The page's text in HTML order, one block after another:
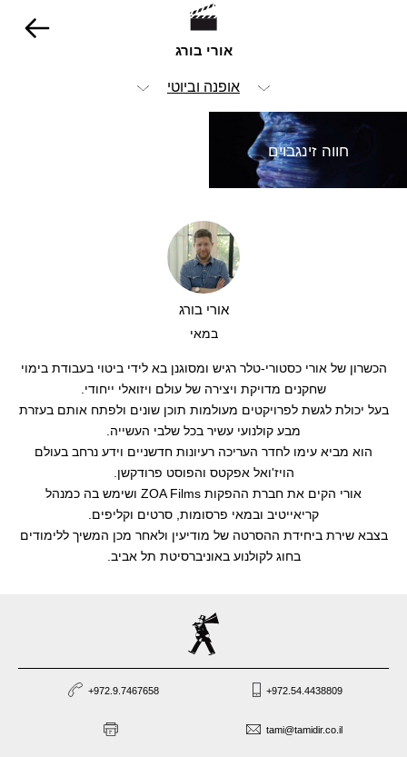
אורי בורג
אופנה וביוטי
הומור
ילדים
מזון ומשקאות
חווה זינגבוים
אורי בורג
במאי
הכשרון של אורי כסטורי-טלר רגיש ומסוגנן בא לידי ביטוי בעבודת בימוי
שחקנים מדויקת ויצירה של עולם ויזואלי ייחודי.
בעל יכולת לגשת לפרויקטים מעולמות תוכן שונים ולפתח אותם בעזרת
מבע קולנועי עשיר בכל שלבי העשייה.
הוא מביא עימו לחדר העריכה רעיונות חדשניים וידע נרחב בעולם
הויז'ואל אפקטס והפוסט פרודקשן.
אורי הקים את חברת ההפקות ZOA Films ושימש בה כמנהל
קריאייטיב ובמאי פרסומות, סרטים וקליפים.
בצבא שירת ביחידת ההסרטה של מודיעין ולאחר מכן המשיך ללימודים
בחוג לקולנוע באוניברסיטת תל אביב.
+972.9.7467658 +972.54.4438809
tami@tamidir.co.il